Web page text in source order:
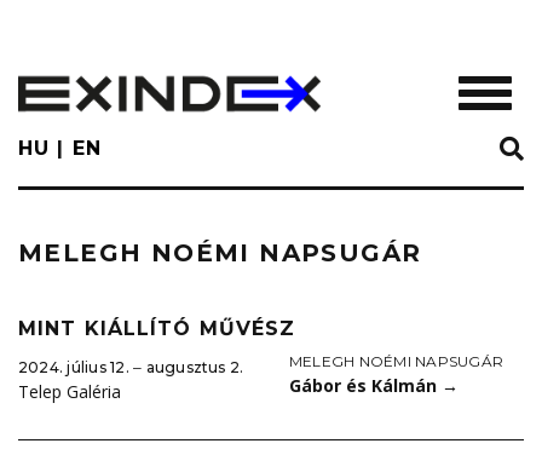
main
content
HU EN
MELEGH NOÉMI NAPSUGÁR
MINT KIÁLLÍTÓ MŰVÉSZ
2024. július 12. ‒ augusztus 2.
Telep Galéria
MELEGH NOÉMI NAPSUGÁR
Gábor és Kálmán →